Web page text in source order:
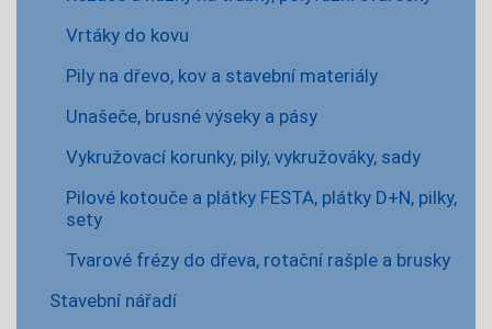
Vrtáky do kovu
Pily na dřevo, kov a stavební materiály
Unašeče, brusné výseky a pásy
Vykružovací korunky, pily, vykružováky, sady
Pilové kotouče a plátky FESTA, plátky D+N, pilky,
sety
Tvarové frézy do dřeva, rotační rašple a brusky
Stavební nářadí